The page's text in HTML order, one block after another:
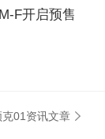
F开启预售
01资讯文章